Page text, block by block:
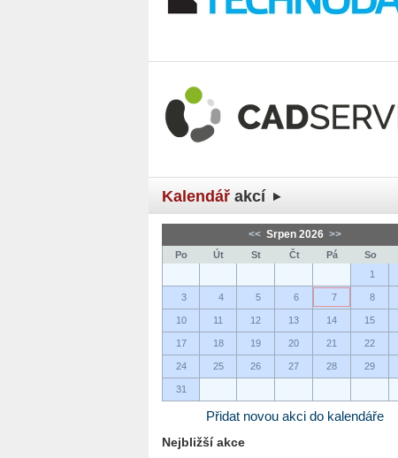
Kalendář akcí
<< Srpen 2026 >>
Po Út St Čt Pá So
1
3 4 5 6 7 8
10 11 12 13 14 15
17 18 19 20 21 22
24 25 26 27 28 29
31
Přidat novou akci do kalendáře
Nejbližší akce